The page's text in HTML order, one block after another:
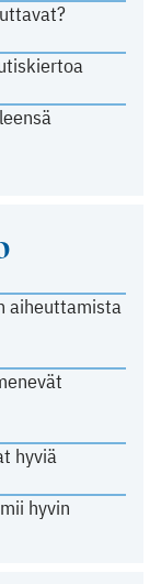
aiheuttamista
hyviä
hyvin